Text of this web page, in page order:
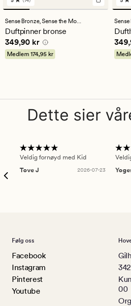
14
anmeldelser
med
en
gjennomsnittlig
vurdering
på
5
Sense Bronze,Sense the Moment
Duftpinner bronse
Pris 349,90 kr
349,90 kr
Medlem 174,95 kr
4
en
på
5
Pris
Dette sier
Veldig fornøyd med Kid
Tove J
2026-07-23
Følg oss
Facebook
Instagram
Pinterest
Youtube
00